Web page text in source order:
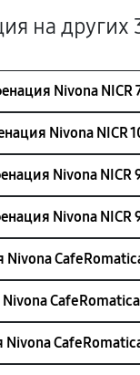
на других
Nivona NICR
Nivona NICR
Nivona NICR
Nivona NICR
CafeRomatica